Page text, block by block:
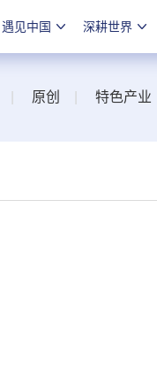
遇见中国 深耕世界
原创 特色产业